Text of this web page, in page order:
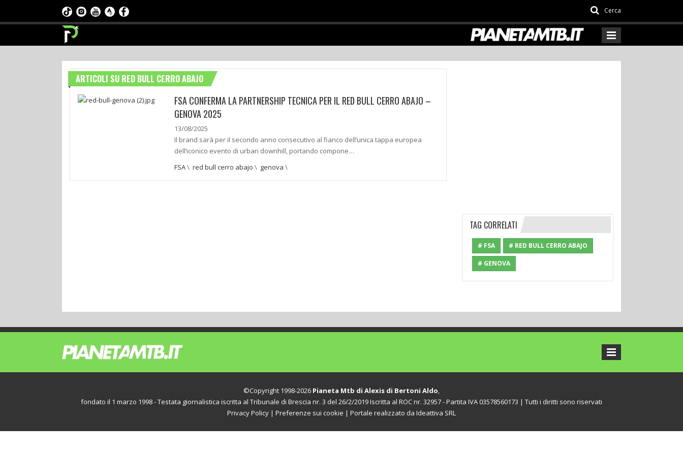
Cerca
ARTICOLI SU RED BULL CERRO ABAJO
FSA CONFERMA LA PARTNERSHIP TECNICA PER IL RED BULL CERRO ABAJO –
GENOVA 2025
13/08/2025
Il brand sarà per il secondo anno consecutivo al fianco dell’unica tappa europea
dell’iconico evento di urban downhill, portando compone…
FSA\ red bull cerro abajo \ genova \
TAG CORRELATI
# FSA # RED BULL CERRO ABAJO
# GENOVA
©Copyright 1998-2026 Pianeta Mtb di Alexis di Bertoni Aldo
fondato il 1 marzo 1998 - Testata giornalistica iscritta al Tribunale di Brescia nr. 3 del 26/2/2019 Iscritta al ROC nr. 32957 - Partita IVA 03578560173 | Tutti i diritti sono riservati
Privacy Policy | Preferenze sui cookie | Portale realizzato da Ideattiva SRL